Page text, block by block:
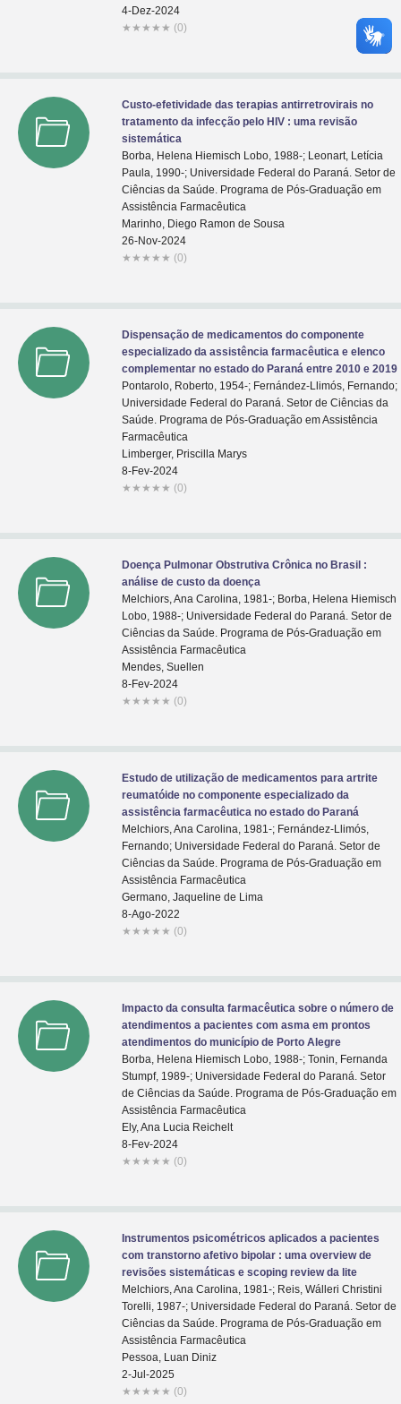
4-Dez-2024
★ ★ ★ ★ ★ (0)
Custo-efetividade das terapias antirretrovirais no
tratamento da infecção pelo HIV : uma revisão
sistemática
Borba, Helena Hiemisch Lobo, 1988-; Leonart, Letícia
Paula, 1990-; Universidade Federal do Paraná. Setor de
Ciências da Saúde. Programa de Pós-Graduação em
Assistência Farmacêutica
Marinho, Diego Ramon de Sousa
26-Nov-2024
★ ★ ★ ★ ★ (0)
Dispensação de medicamentos do componente
especializado da assistência farmacêutica e elenco
complementar no estado do Paraná entre 2010 e 2019
Pontarolo, Roberto, 1954-; Fernández-Llimós, Fernando;
Universidade Federal do Paraná. Setor de Ciências da
Saúde. Programa de Pós-Graduação em Assistência
Farmacêutica
Limberger, Priscilla Marys
8-Fev-2024
★ ★ ★ ★ ★ (0)
Doença Pulmonar Obstrutiva Crônica no Brasil :
análise de custo da doença
Melchiors, Ana Carolina, 1981-; Borba, Helena Hiemisch
Lobo, 1988-; Universidade Federal do Paraná. Setor de
Ciências da Saúde. Programa de Pós-Graduação em
Assistência Farmacêutica
Mendes, Suellen
8-Fev-2024
★ ★ ★ ★ ★ (0)
Estudo de utilização de medicamentos para artrite
reumatóide no componente especializado da
assistência farmacêutica no estado do Paraná
Melchiors, Ana Carolina, 1981-; Fernández-Llimós,
Fernando; Universidade Federal do Paraná. Setor de
Ciências da Saúde. Programa de Pós-Graduação em
Assistência Farmacêutica
Germano, Jaqueline de Lima
8-Ago-2022
★ ★ ★ ★ ★ (0)
Impacto da consulta farmacêutica sobre o número de
atendimentos a pacientes com asma em prontos
atendimentos do município de Porto Alegre
Borba, Helena Hiemisch Lobo, 1988-; Tonin, Fernanda
Stumpf, 1989-; Universidade Federal do Paraná. Setor
de Ciências da Saúde. Programa de Pós-Graduação em
Assistência Farmacêutica
Ely, Ana Lucia Reichelt
8-Fev-2024
★ ★ ★ ★ ★ (0)
Instrumentos psicométricos aplicados a pacientes
com transtorno afetivo bipolar : uma overview de
revisões sistemáticas e scoping review da lite
Melchiors, Ana Carolina, 1981-; Reis, Wálleri Christini
Torelli, 1987-; Universidade Federal do Paraná. Setor de
Ciências da Saúde. Programa de Pós-Graduação em
Assistência Farmacêutica
Pessoa, Luan Diniz
2-Jul-2025
★ ★ ★ ★ ★ (0)